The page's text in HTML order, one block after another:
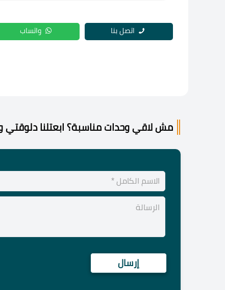
اتصل بنا واتساب
مش لاقي وحدات مناسبة؟ ابعتلنا دلوقتي